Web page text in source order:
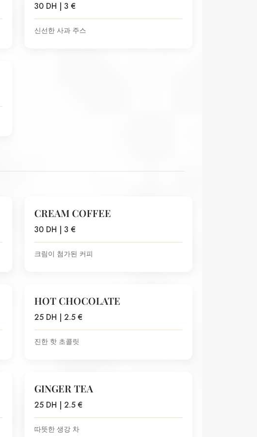
30 DH | 3 €
신선한 사과 주스
CREAM COFFEE
30 DH | 3 €
크림이 첨가된 커피
HOT CHOCOLATE
25 DH | 2.5 €
진한 핫 초콜릿
GINGER TEA
25 DH | 2.5 €
따뜻한 생강 차